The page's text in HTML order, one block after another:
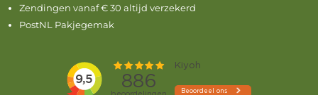
Zendingen vanaf € 30 altijd verzekerd
PostNL Pakjegemak